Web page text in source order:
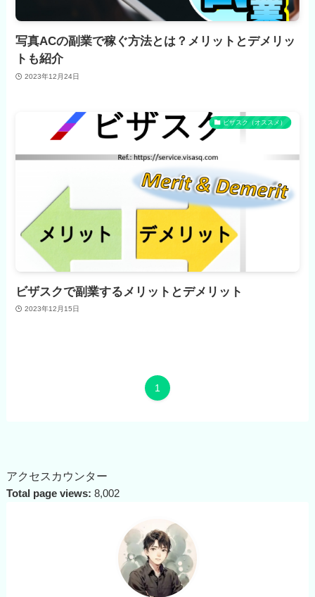
写真ACの副業で稼ぐ方法とは？メリットとデメリッ
トも紹介
2023年12月24日
ビザスク（オススメ）
ビザスクで副業するメリットとデメリット
2023年12月15日
1
アクセスカウンター
Total page views: 8,002